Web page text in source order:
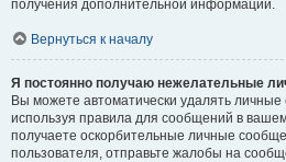
получения дополнительной информации.
Вернуться к началу
Я постоянно получаю нежелательные
Вы можете автоматически удалять
используя правила для сообщений в
получаете оскорбительные личные
пользователя, отправьте жалобы на